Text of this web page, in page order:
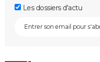
Les dossiers d'actu